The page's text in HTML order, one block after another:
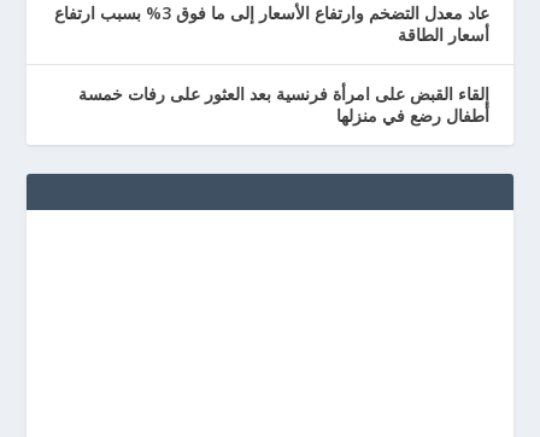
عاد معدل التضخم وارتفاع الأسعار إلى ما فوق 3% بسبب ارتفاع
أسعار الطاقة
إلقاء القبض على امرأة فرنسية بعد العثور على رفات خمسة
أطفال رضع في منزلها